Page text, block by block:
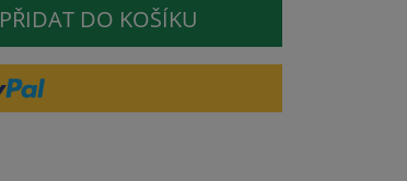
PŘIDAT DO KOŠÍKU